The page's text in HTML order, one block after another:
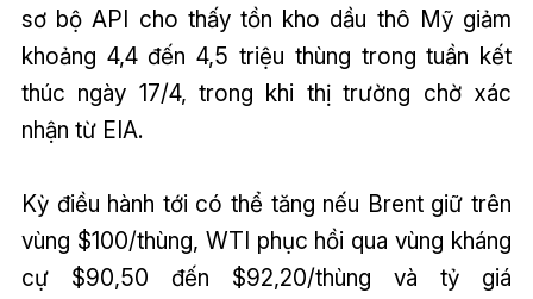
sơ bộ API cho thấy tồn kho dầu thô Mỹ giảm
khoảng 4,4 đến 4,5 triệu thùng trong tuần kết
thúc ngày 17/4, trong khi thị trường chờ xác
nhận từ EIA.
Kỳ điều hành tới có thể tăng nếu Brent giữ trên
vùng $100/thùng, WTI phục hồi qua vùng kháng
cự $90,50 đến $92,20/thùng và tỷ giá